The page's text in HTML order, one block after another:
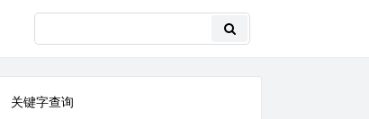
关键字查询